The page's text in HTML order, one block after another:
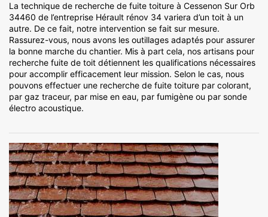
La technique de recherche de fuite toiture à Cessenon Sur Orb
34460 de l’entreprise Hérault rénov 34 variera d’un toit à un
autre. De ce fait, notre intervention se fait sur mesure.
Rassurez-vous, nous avons les outillages adaptés pour assurer
la bonne marche du chantier. Mis à part cela, nos artisans pour
recherche fuite de toit détiennent les qualifications nécessaires
pour accomplir efficacement leur mission. Selon le cas, nous
pouvons effectuer une recherche de fuite toiture par colorant,
par gaz traceur, par mise en eau, par fumigène ou par sonde
électro acoustique.